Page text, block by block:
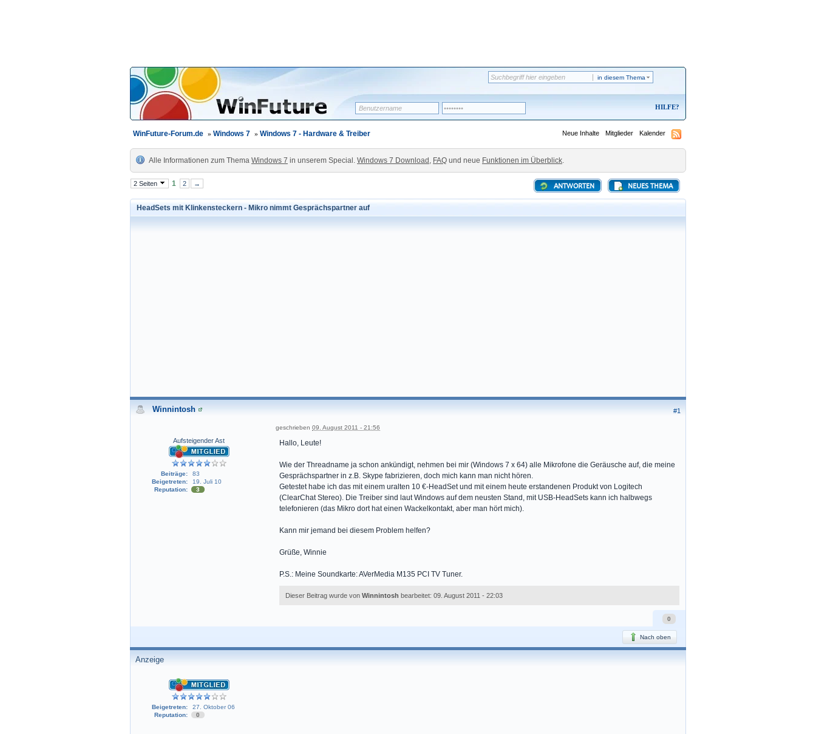
in diesem Thema
HILFE
WinFuture-Forum.de » Windows 7 » Windows 7 - Hardware & Treiber Neue Inhalte Mitglieder Kalender
Alle Informationen zum Thema Windows 7 in unserem Special. Windows 7 Download , FAQ und neue Funktionen im Überblick.
2 Seiten 1 2 → NEUES THEMA
ANTWORTEN
HeadSets mit Klinkensteckern - Mikro nimmt Gesprächspartner auf
#1
Winnintosh
Aufsteigender Ast
Beiträge:
83
Beigetreten:
19. Juli 10
Reputation:
3
geschrieben 09. August 2011 - 21:56
Hallo, Leute!
Wie der Threadname ja schon ankündigt, nehmen bei mir (Windows 7 x 64) alle Mikrofone die Geräusche auf, die meine
Gesprächspartner in z.B. Skype fabrizieren, doch mich kann man nicht hören.
Getestet habe ich das mit einem uralten 10 €-HeadSet und mit einem heute erstandenen Produkt von Logitech
(ClearChat Stereo). Die Treiber sind laut Windows auf dem neusten Stand, mit USB-HeadSets kann ich halbwegs
telefonieren (das Mikro dort hat einen Wackelkontakt, aber man hört mich).
Kann mir jemand bei diesem Problem helfen?
Grüße, Winnie
P.S.: Meine Soundkarte: AVerMedia M135 PCI TV Tuner.
Dieser Beitrag wurde von Winnintosh bearbeitet: 09. August 2011 - 22:03
0
Nach oben
Anzeige
Beigetreten:
27. Oktober 06
Reputation:
0